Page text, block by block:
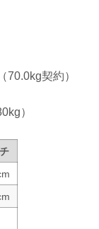
70.0kg契約）
）